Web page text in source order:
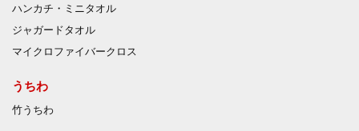
ハンカチ・ミニタオル
ジャガードタオル
マイクロファイバークロス
うちわ
竹うちわ